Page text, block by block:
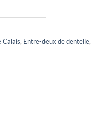
Calais, Entre-deux de dentelle,